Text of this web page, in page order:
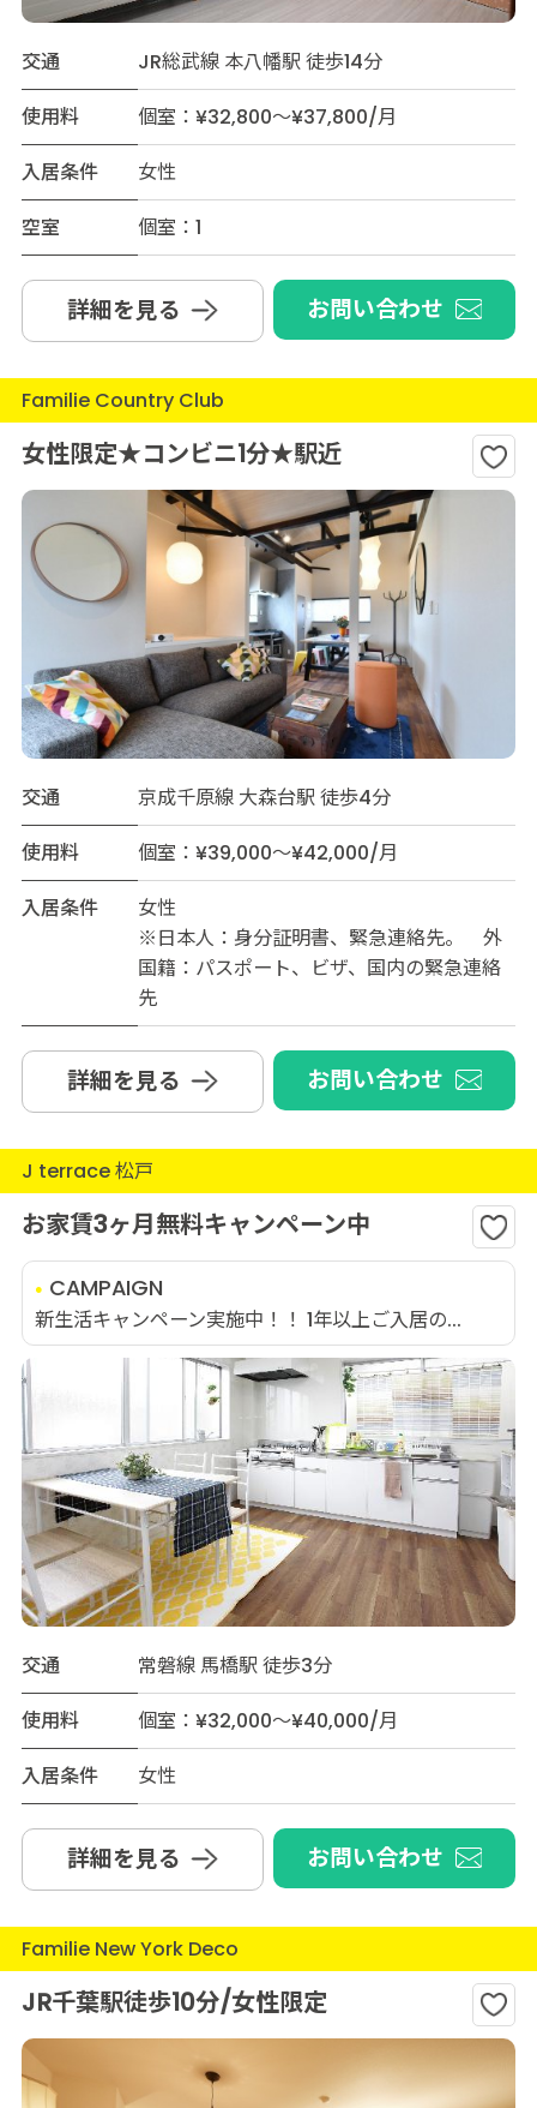
交通
JR総武線 本八幡駅 徒歩14分
使用料
個室：¥32,800～¥37,800/月
入居条件
女性
空室
個室：1
詳細を見る お問い合わせ
Familie Country Club
女性限定★コンビニ1分★駅近
交通
京成千原線 大森台駅 徒歩4分
使用料
個室：¥39,000～¥42,000/月
入居条件
女性
※日本人：身分証明書、緊急連絡先。 外
国籍：パスポート、ビザ、国内の緊急連絡
先
詳細を見る お問い合わせ
J terrace 松戸
お家賃3ヶ月無料キャンペーン中
CAMPAIGN
新生活キャンペーン実施中！！ 1年以上ご入居の...
交通
常磐線 馬橋駅 徒歩3分
使用料
個室：¥32,000～¥40,000/月
入居条件
女性
詳細を見る お問い合わせ
Familie New York Deco
JR千葉駅徒歩10分/女性限定